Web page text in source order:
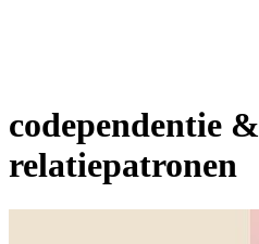
codependentie &
relatiepatronen